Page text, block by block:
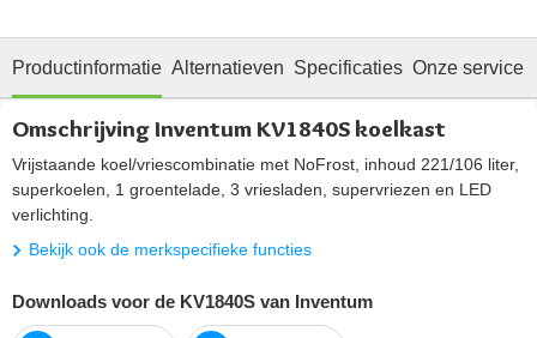
Productinformatie Alternatieven Specificaties Onze service
Omschrijving Inventum KV1840S koelkast
Vrijstaande koel/vriescombinatie met NoFrost, inhoud 221/106 liter,
superkoelen, 1 groentelade, 3 vriesladen, supervriezen en LED
verlichting.
Bekijk ook de merkspecifieke functies
Downloads voor de KV1840S van Inventum